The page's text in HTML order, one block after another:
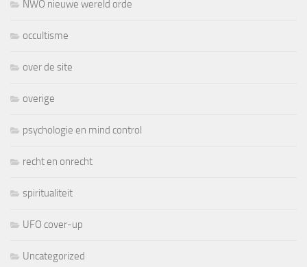
NWO nieuwe wereld orde
occultisme
over de site
overige
psychologie en mind control
recht en onrecht
spiritualiteit
UFO cover-up
Uncategorized